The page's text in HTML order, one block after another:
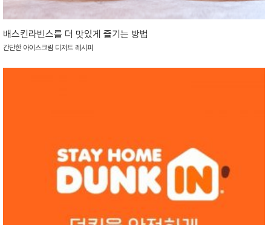
배스킨라빈스를 더 맛있게 즐기는 방법
간단한 아이스크림 디저트 레시피